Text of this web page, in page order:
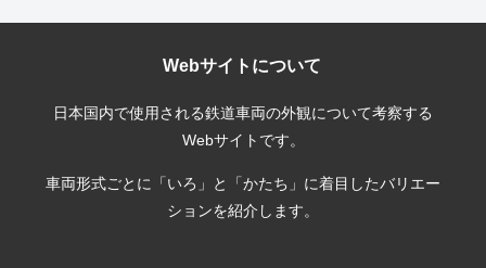
Webサイトについて
日本国内で使用される鉄道車両の外観について考察する
Webサイトです。
車両形式ごとに「いろ」と「かたち」に着目したバリエー
ションを紹介します。